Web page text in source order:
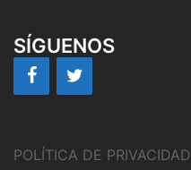
SÍGUENOS
POLÍTICA DE PRIVACIDAD